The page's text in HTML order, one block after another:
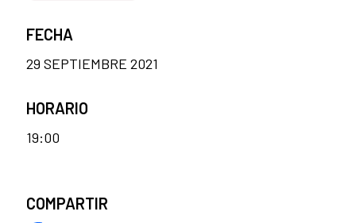
FECHA
29 SEPTIEMBRE 2021
HORARIO
19:00
COMPARTIR